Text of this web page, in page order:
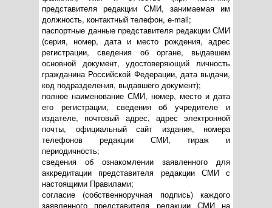
представителя редакции СМИ, занимаемая им
должность, контактный телефон, e-mail;
паспортные данные представителя редакции СМИ
(серия, номер, дата и место рождения, адрес
регистрации, сведения об органе, выдавшем
основной документ, удостоверяющий личность
гражданина Российской Федерации, дата выдачи,
код подразделения, выдавшего документ);
полное наименование СМИ, номер, место и дата
его регистрации, сведения об учредителе и
издателе, почтовый адрес, адрес электронной
почты, официальный сайт издания, номера
телефонов редакции СМИ, тираж и
периодичность;
сведения об ознакомлении заявленного для
аккредитации представителя редакции СМИ с
настоящими Правилами;
согласие (собственноручная подпись) каждого
заявленного представителя редакции СМИ на